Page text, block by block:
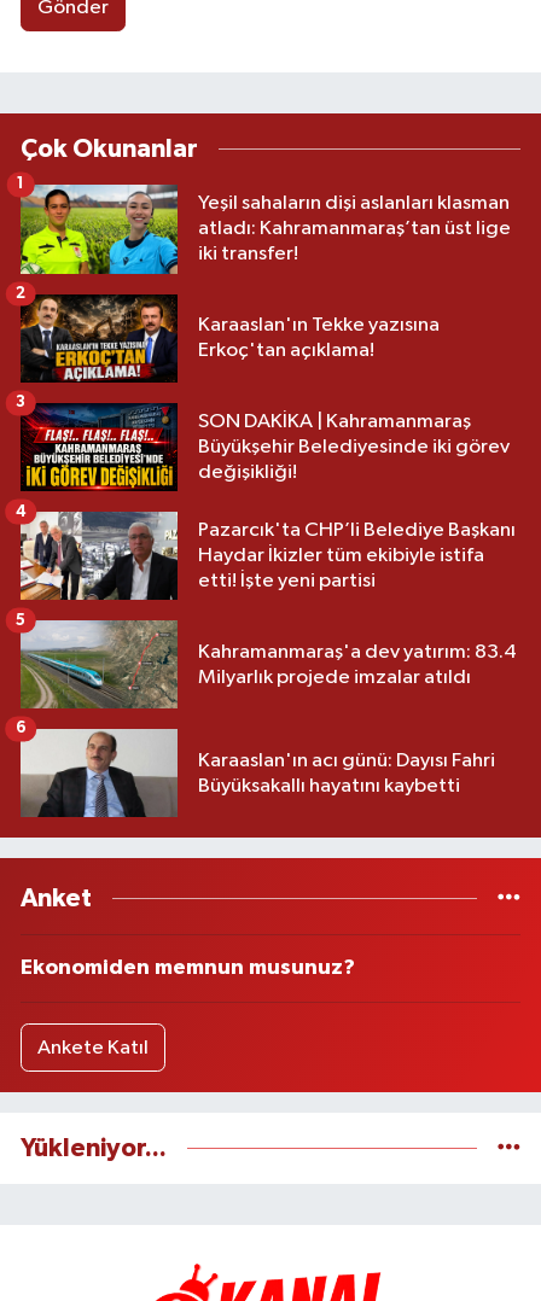
Gönder
Çok Okunanlar
Yeşil sahaların dişi aslanları klasman
atladı: Kahramanmaraş’tan üst lige
iki transfer!
Karaaslan'ın Tekke yazısına
Erkoç'tan açıklama!
2
SON DAKİKA | Kahramanmaraş
Büyükşehir Belediyesinde iki görev
değişikliği!
3
Pazarcık'ta CHP’li Belediye Başkanı
Haydar İkizler tüm ekibiyle istifa
etti! İşte yeni partisi
4
Kahramanmaraş'a dev yatırım: 83.4
Milyarlık projede imzalar atıldı
5
Karaaslan'ın acı günü: Dayısı Fahri
Büyüksakallı hayatını kaybetti
6
Anket
Ekonomiden memnun musunuz?
Ankete Katıl
Yükleniyor...